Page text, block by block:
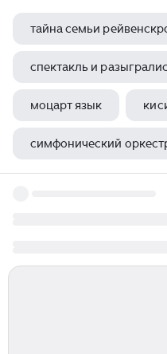
спектакль и
моцарт язык
симфонический